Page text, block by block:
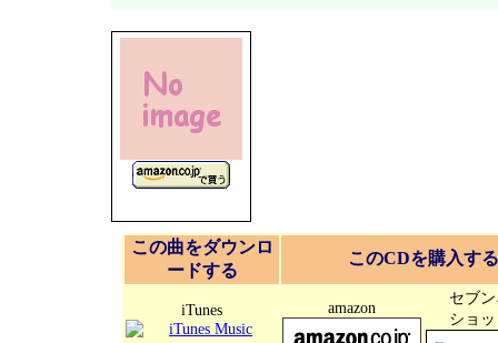
この曲をダウンロ
ードする
このCDを購入する
iTunes amazon
セブ
ショ